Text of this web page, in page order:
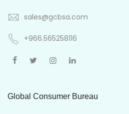
sales@gcbsa.com
+966.565258116
Global Consumer Bureau